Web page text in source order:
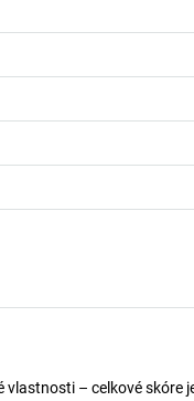
vlastnosti – celkové skóre